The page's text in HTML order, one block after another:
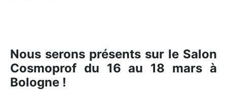
Nous serons présents sur le Salon
Cosmoprof du 16 au 18 mars à
Bologne !